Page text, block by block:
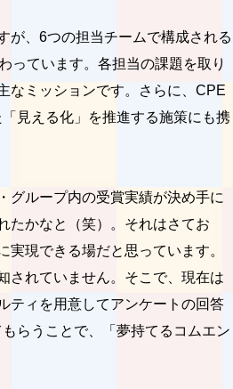
が、6つの担当チームで構成される
っています。各担当の課題を取り
なミッションです。さらに、CPE
見える化」を推進する施策にも携
グループ内の受賞実績が決め手に
たかなと（笑）。それはさてお
現できる場だと思っています。
されていません。そこで、現在は
ティを用意してアンケートの回答
らうことで、「夢持てるコムエン